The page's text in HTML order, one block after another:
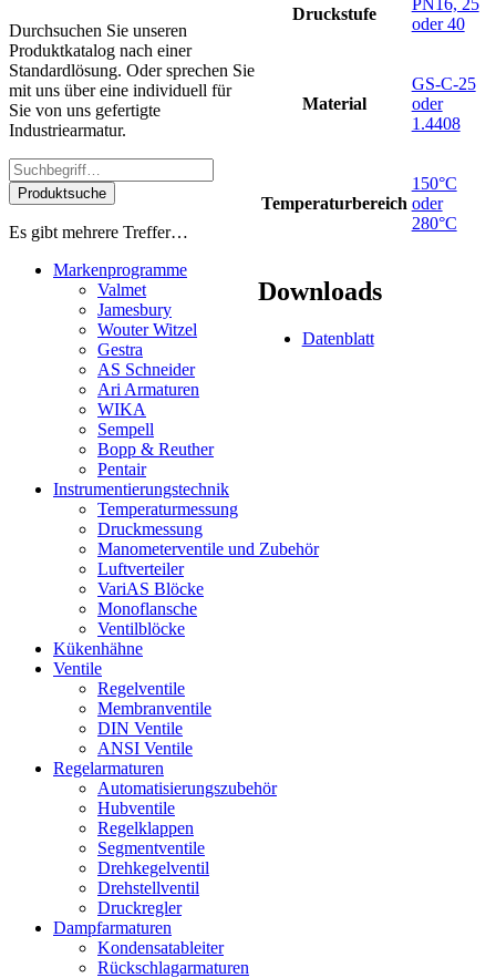
Druckstufe
PN16, 25
oder 40
Material
GS-C-25
oder
1.4408
Temperaturbereich
150°C
oder
280°C
Downloads
Datenblatt
Durchsuchen Sie unseren
Produktkatalog nach einer
Standardlösung. Oder sprechen Sie
mit uns über eine individuell für
Sie von uns gefertigte
Industriearmatur.
Produktsuche
Es gibt mehrere Treffer…
Markenprogramme
Valmet
Jamesbury
Wouter Witzel
Gestra
AS Schneider
Ari Armaturen
WIKA
Sempell
Bopp & Reuther
Pentair
Instrumentierungs­technik
Temperaturmessung
Druckmessung
Manometerventile und Zubehör
Luftverteiler
VariAS Blöcke
Monoflansche
Ventilblöcke
Kükenhähne
Ventile
Regelventile
Membranventile
DIN Ventile
ANSI Ventile
Regelarmaturen
Automatisierungszubehör
Hubventile
Regelklappen
Segmentventile
Drehkegelventil
Drehstellventil
Druckregler
Dampfarmaturen
Kondensatableiter
Rückschlagarmaturen